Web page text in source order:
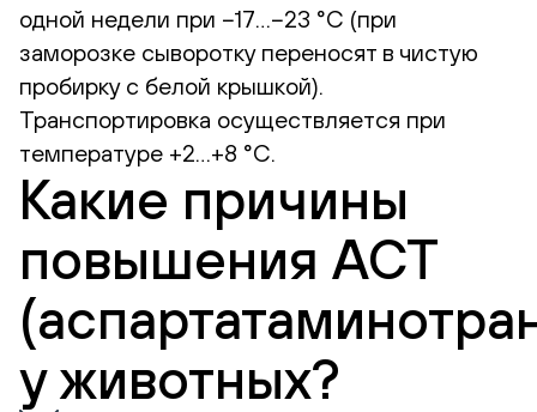
одной недели при −17…−23 °С (при
заморозке сыворотку переносят в чистую
пробирку с белой крышкой).
Транспортировка осуществляется при
температуре +2…+8 °С.
Какие причины
повышения АСТ
у животных?